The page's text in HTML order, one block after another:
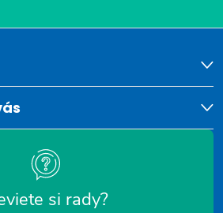
si rady?